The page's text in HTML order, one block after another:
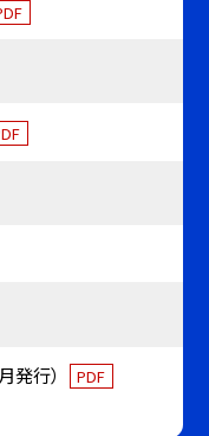
発行） PDF